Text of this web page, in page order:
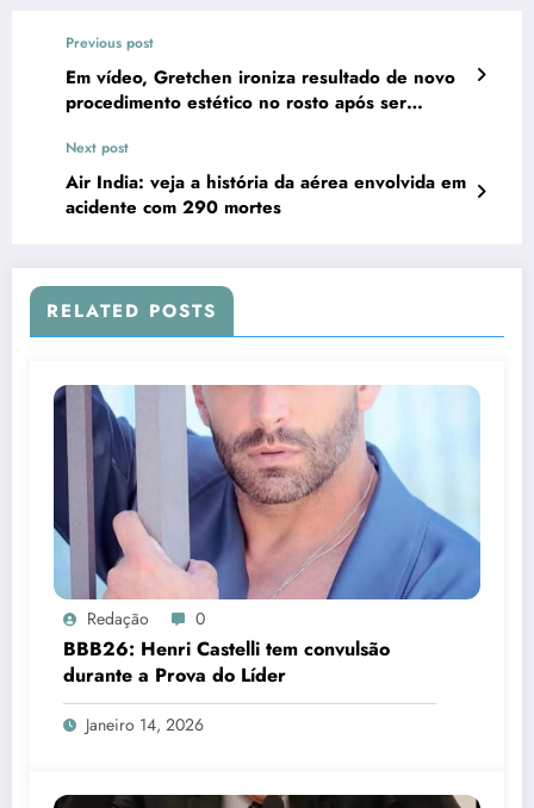
Previous post
Em vídeo, Gretchen ironiza resultado de novo
procedimento estético no rosto após ser
Next post
Air India: veja a história da aérea envolvida em
acidente com 290 mortes
RELATED POSTS
Redação 0
BBB26: Henri Castelli tem convulsão
durante a Prova do Líder
Janeiro 14, 2026